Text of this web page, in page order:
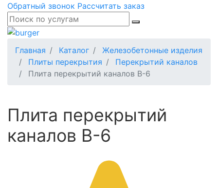
Обратный звонок Рассчитать заказ
Главная Каталог
Железобетонные изделия
Плиты перекрытия
Перекрытий каналов
Плита перекрытий каналов В-6
Плита перекрытий
каналов В-6